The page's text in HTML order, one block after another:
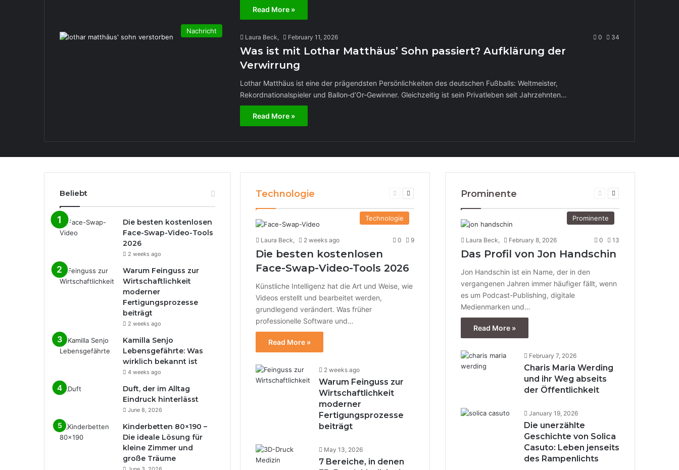
Read More »
Nachricht
Laura Beck, February 11, 2026 0 34
Was ist mit Lothar Matthäus’ Sohn passiert? Aufklärung der
Verwirrung
Lothar Matthäus ist eine der prägendsten Persönlichkeiten des deutschen Fußballs: Weltmeister,
Rekordnationalspieler und Ballon‑d’Or‑Gewinner. Gleichzeitig ist sein Privatleben seit Jahrzehnten…
Read More »
Technologie
Previous
Technologie
Laura Beck, 2 weeks ago 0 9
Die besten kostenlosen
Face-Swap-Video-Tools 2026
Künstliche Intelligenz hat die Art und Weise, wie
Videos erstellt und bearbeitet werden,
grundlegend verändert. Was früher
professionelle Software und…
Read More »
2 weeks ago
Warum Feinguss zur
Wirtschaftlichkeit
moderner
Fertigungsprozesse
beiträgt
May 13, 2026
7 Bereiche, in denen
Prominente
Previous
Prominente
Laura Beck, February 8, 2026 0 13
Das Profil von Jon Handschin
Jon Handschin ist ein Name, der in den
vergangenen Jahren immer häufiger fällt, wenn
es um Podcast-Publishing, digitale
Medienmarken und…
Read More »
February 7, 2026
Charis Maria Werding
und ihr Weg abseits
der Öffentlichkeit
January 19, 2026
Die unerzählte
Geschichte von Solica
Casuto: Leben jenseits
des Rampenlichts
Beliebt
Die besten kostenlosen
Face-Swap-Video-Tools
2026
2 weeks ago
Warum Feinguss zur
Wirtschaftlichkeit
moderner
Fertigungsprozesse
beiträgt
2 weeks ago
Kamilla Senjo
Lebensgefährte: Was
wirklich bekannt ist
4 weeks ago
Duft, der im Alltag
Eindruck hinterlässt
June 8, 2026
Kinderbetten 80×190 –
Die ideale Lösung für
kleine Zimmer und
große Träume